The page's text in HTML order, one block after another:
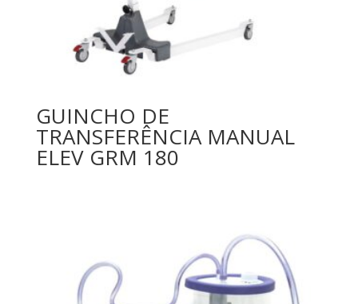
GUINCHO DE
TRANSFERÊNCIA MANUAL
ELEV GRM 180